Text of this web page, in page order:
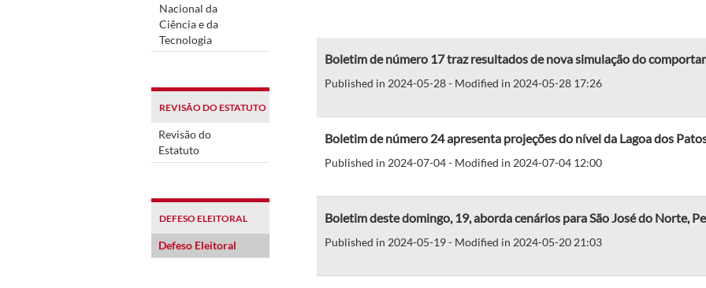
Nacional da
Ciência e da
Tecnologia
REVISÃO DO ESTATUTO
Revisão do
Estatuto
DEFESO ELEITORAL
Defeso Eleitoral
Boletim de número 17 traz resultados de nova simulação do
Published in 2024-05-28 - Modified in 2024-05-28 17:26
Boletim de número 24 apresenta projeções do nível da Lagoa dos
Published in 2024-07-04 - Modified in 2024-07-04 12:00
Boletim deste domingo, 19, aborda cenários para São José do Norte,
Published in 2024-05-19 - Modified in 2024-05-20 21:03